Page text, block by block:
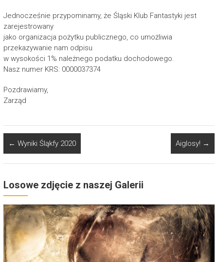
Jednocześnie przypominamy, że Śląski Klub Fantastyki jest
zarejestrowany
jako organizacja pożytku publicznego, co umożliwia
przekazywanie nam odpisu
w wysokości 1% należnego podatku dochodowego.
Nasz numer KRS: 0000037374
Pozdrawiamy,
Zarząd
← Wyniki Śląkfy 2020 Aiglosy! →
Losowe zdjęcie z naszej Galerii